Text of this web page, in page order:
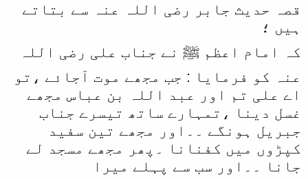
قصہ حدیث جابر رضی اللہ عنہ سے بتاتے
ہیں ؛
کہ امام اعظم ﷺ نے جناب علی رضی اللہ
عنہ کو فرمایا : جب مجھے موت آجائے ،تو
اے علی تم اور عبد اللہ بن عباس مجھے
غسل دینا ،تمہارے ساتھ تیسرے جناب
جبریل ہونگے ۔۔اور مجھے تین سفید
کپڑوں میں کفنانا ۔پھر مجھے مسجد لے
جانا ۔۔اور سب سے پہلے میرا